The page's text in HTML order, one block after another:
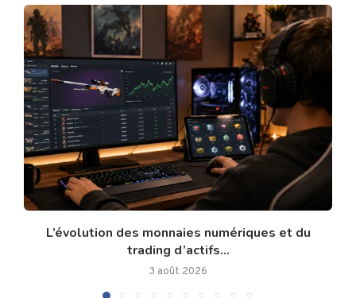
L’évolution des monnaies numériques et du
trading d’actifs...
3 août 2026